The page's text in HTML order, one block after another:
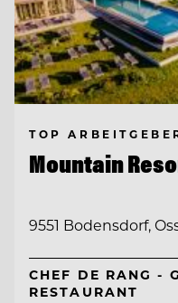
TOP
Mountain
9551 Bodensdorf,
CHEF DE RANG -
RESTAURANT